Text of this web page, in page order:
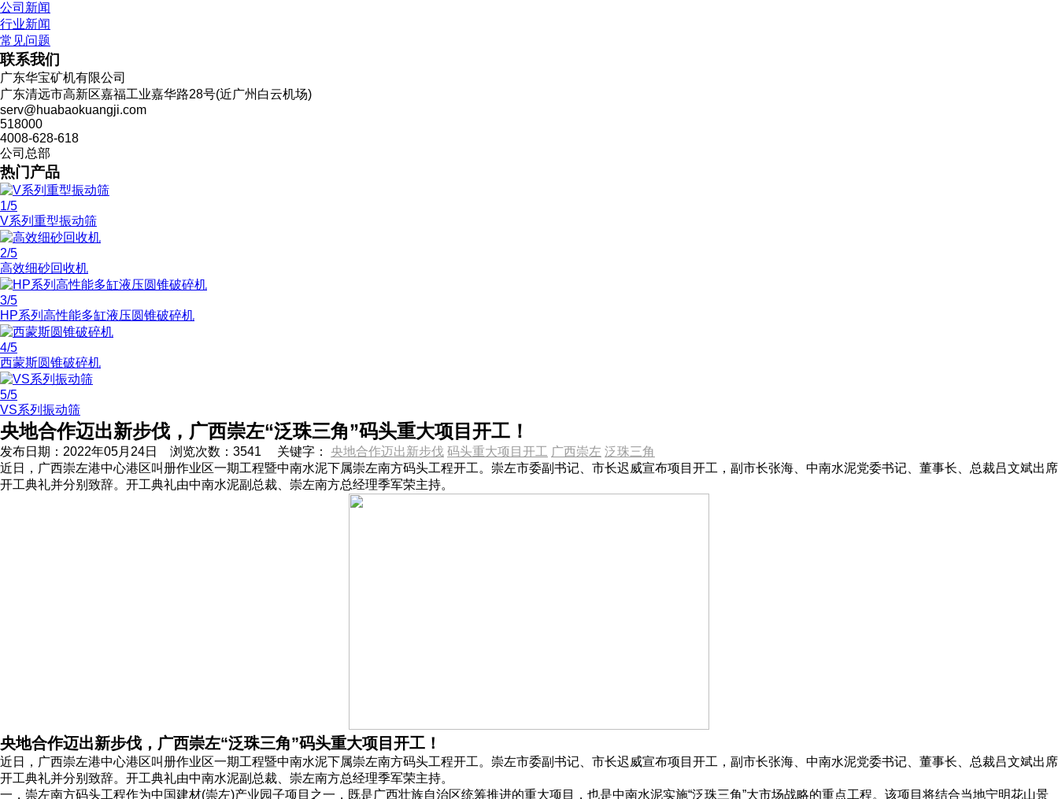
公司新闻
行业新闻
常见问题
联系我们
广东华宝矿机有限公司
广东清远市高新区嘉福工业嘉华路28号(近广州白云机场)
serv@huabaokuangji.com
518000
4008-628-618
公司总部
热门产品
1/5
V系列重型振动筛
2/5
高效细砂回收机
3/5
HP系列高性能多缸液压圆锥破碎机
4/5
西蒙斯圆锥破碎机
5/5
VS系列振动筛
央地合作迈出新步伐，广西崇左“泛珠三角”码头重大项目开工！
发布日期： 2022年05月24日 浏览次数： 3541 关键字： 央地合作迈出新步伐 码头重大项目开工 广西崇左 泛珠三角
近日，广西崇左港中心港区叫册作业区一期工程暨中南水泥下属崇左南方码头工程开工。崇左市委副书记、市长迟威宣布项目开工，副市长张海、中南水泥党委书记、董事长、总裁吕文斌出席
开工典礼并分别致辞。开工典礼由中南水泥副总裁、崇左南方总经理季军荣主持。
央地合作迈出新步伐，广西崇左“泛珠三角”码头重大项目开工！
近日，广西崇左港中心港区叫册作业区一期工程暨中南水泥下属崇左南方码头工程开工。崇左市委副书记、市长迟威宣布项目开工，副市长张海、中南水泥党委书记、董事长、总裁吕文斌出席
开工典礼并分别致辞。开工典礼由中南水泥副总裁、崇左南方总经理季军荣主持。
一，崇左南方码头工程作为中国建材(崇左)产业园子项目之一，既是广西壮族自治区统筹推进的重大项目，也是中南水泥实施“泛珠三角”大市场战略的重点工程。该项目将结合当地宁明花山景